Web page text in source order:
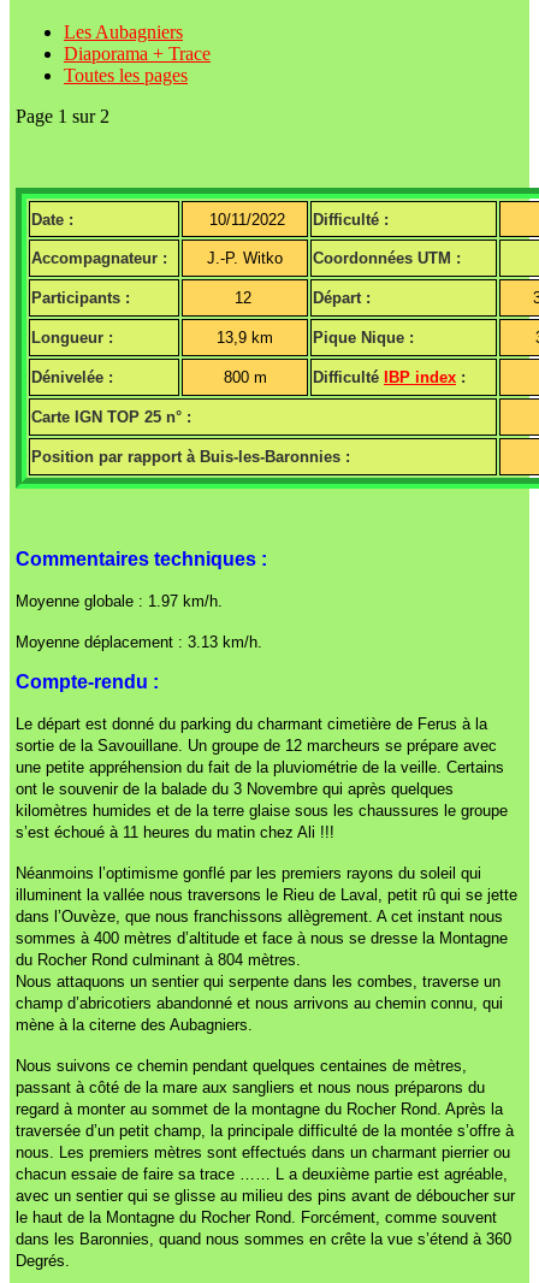
Les Aubagniers
Diaporama + Trace
Toutes les pages
Page 1 sur 2
Date : 10/11/2022 Difficulté :
Accompagnateur : J.-P. Witko Coordonnées UTM :
Participants : 12 Départ :
Longueur : 13,9 km Pique Nique :
Dénivelée : 800 m Difficulté IBP index :
Carte IGN TOP 25 n° :
Position par rapport à Buis-les-Baronnies :
Commentaires techniques :
Moyenne globale : 1.97 km/h.
Moyenne déplacement : 3.13 km/h.
Compte-rendu :
Le départ est donné du parking du charmant cimetière de Ferus à la
sortie de la Savouillane. Un groupe de 12 marcheurs se prépare avec
une petite appréhension du fait de la pluviométrie de la veille. Certains
ont le souvenir de la balade du 3 Novembre qui après quelques
kilomètres humides et de la terre glaise sous les chaussures le groupe
s’est échoué à 11 heures du matin chez Ali !!!
Néanmoins l’optimisme gonflé par les premiers rayons du soleil qui
illuminent la vallée nous traversons le Rieu de Laval, petit rû qui se jette
dans l’Ouvèze, que nous franchissons allègrement. A cet instant nous
sommes à 400 mètres d’altitude et face à nous se dresse la Montagne
du Rocher Rond culminant à 804 mètres.
Nous attaquons un sentier qui serpente dans les combes, traverse un
champ d’abricotiers abandonné et nous arrivons au chemin connu, qui
mène à la citerne des Aubagniers.
Nous suivons ce chemin pendant quelques centaines de mètres,
passant à côté de la mare aux sangliers et nous nous préparons du
regard à monter au sommet de la montagne du Rocher Rond. Après la
traversée d’un petit champ, la principale difficulté de la montée s’offre à
nous. Les premiers mètres sont effectués dans un charmant pierrier ou
chacun essaie de faire sa trace …… L a deuxième partie est agréable,
avec un sentier qui se glisse au milieu des pins avant de déboucher sur
le haut de la Montagne du Rocher Rond. Forcément, comme souvent
dans les Baronnies, quand nous sommes en crête la vue s’étend à 360
Degrés.